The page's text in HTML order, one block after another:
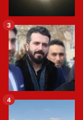
3
4